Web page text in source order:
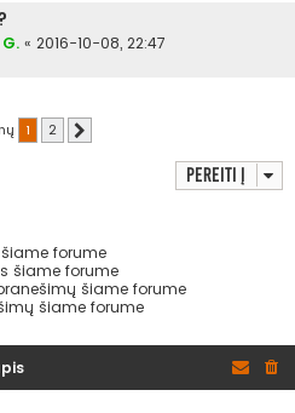
G. « 2016-10-08, 22:47
1 2
Pereiti į
forume
šiame forume
šiame forume
šiame forume